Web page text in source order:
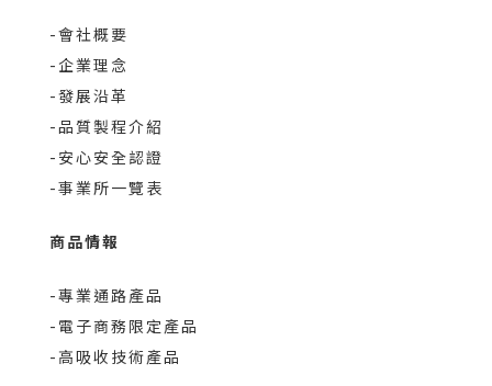
-會社概要
-企業理念
-發展沿革
-品質製程介紹
-安心安全認證
-事業所一覽表
商品情報
-專業通路產品
-電子商務限定產品
-高吸收技術產品